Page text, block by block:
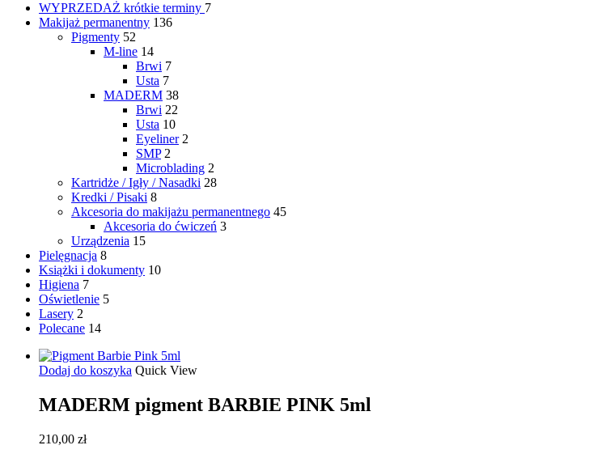
WYPRZEDAŻ krótkie terminy 7
Makijaż permanentny 136
Pigmenty 52
M-line 14
Brwi 7
Usta 7
MADERM 38
Brwi 22
Usta 10
Eyeliner 2
SMP 2
Microblading 2
Kartridże / Igły / Nasadki 28
Kredki / Pisaki 8
Akcesoria do makijażu permanentnego 45
Akcesoria do ćwiczeń 3
Urządzenia 15
Pielęgnacja 8
Książki i dokumenty 10
Higiena 7
Oświetlenie 5
Lasery 2
Polecane 14
Dodaj do koszyka Quick View
MADERM pigment BARBIE PINK 5ml
210,00 zł